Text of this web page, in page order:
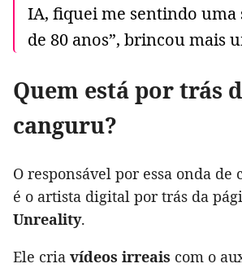
IA, fiquei me sentindo
de 80 anos”, brincou mais
Quem está por trás
canguru?
O responsável por essa onda de
é o artista digital por trás da
Unreality.
Ele cria vídeos irreais com o